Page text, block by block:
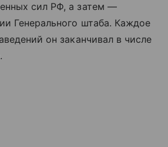
сил РФ, а затем —
Генерального штаба. Каждое
он заканчивал в числе